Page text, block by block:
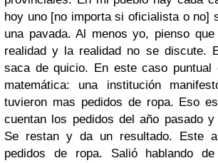
hoy uno [no importa si oficialista o no]
una pavada. Al menos yo, pienso
realidad y la realidad no se discute.
saca de quicio. En este caso puntual
matemática: una institución
tuvieron mas pedidos de ropa. Eso
cuentan los pedidos del año pasado
Se restan y da un resultado. Este
pedidos de ropa. Salió hablando